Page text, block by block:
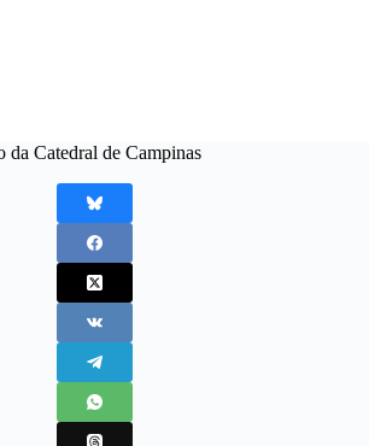
da Catedral de Campinas